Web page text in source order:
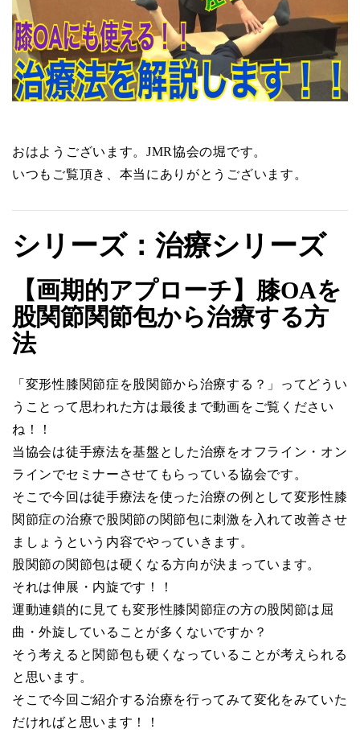
おはようございます。JMR協会の堀です。
いつもご覧頂き、本当にありがとうございます。
シリーズ：治療シリーズ
【画期的アプローチ】膝OAを
股関節関節包から治療する方
法
「変形性膝関節症を股関節から治療する？」ってどうい
うことって思われた方は最後まで動画をご覧ください
ね！！
当協会は徒手療法を基盤とした治療をオフライン・オン
ラインでセミナーさせてもらっている協会です。
そこで今回は徒手療法を使った治療の例として変形性膝
関節症の治療で股関節の関節包に刺激を入れて改善させ
ましょうという内容でやっていきます。
股関節の関節包は硬くなる方向が決まっています。
それは伸展・内旋です！！
運動連鎖的に見ても変形性膝関節症の方の股関節は屈
曲・外旋していることが多くないですか？
そう考えると関節包も硬くなっていることが考えられる
と思います。
そこで今回ご紹介する治療を行ってみて変化をみていた
だければと思います！！